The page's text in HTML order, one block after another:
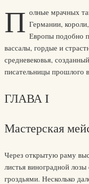
П олные мрачных
Германии,
Европы подобно
вассалы, гордые и
средневековья,
писательницы прошлого
ГЛАВА I
Мастерская
Через открытую раму
листья виноградной
гроздьями. Несколько